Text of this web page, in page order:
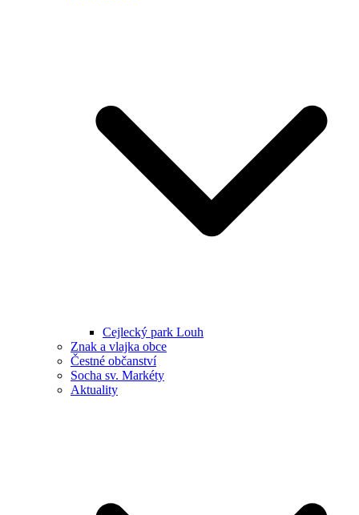
Cejlecký park Louh
Znak a vlajka obce
Čestné občanství
Socha sv. Markéty
Aktuality